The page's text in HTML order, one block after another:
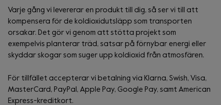
Varje gång vi levererar en produkt till dig, så ser vi till att
kompensera för de koldioxidutsläpp som transporten
orsakar. Det gör vi genom att stötta projekt som
exempelvis planterar träd, satsar på förnybar energi eller
skyddar skogar som suger upp koldioxid från atmosfären.
För tillfället accepterar vi betalning via Klarna, Swish, Visa,
MasterCard, PayPal, Apple Pay, Google Pay, samt American
Express-kreditkort.